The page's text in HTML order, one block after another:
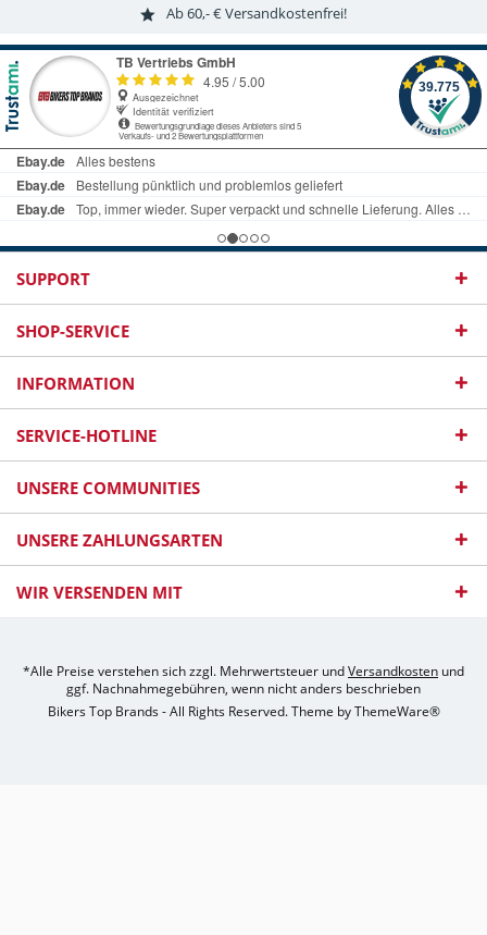
Ab 60,- € Versandkostenfrei!
SUPPORT
SHOP-SERVICE
INFORMATION
SERVICE-HOTLINE
UNSERE COMMUNITIES
UNSERE ZAHLUNGSARTEN
WIR VERSENDEN MIT
*Alle Preise verstehen sich zzgl. Mehrwertsteuer undVersandkosten und
ggf. Nachnahmegebühren, wenn nicht anders beschrieben
Bikers Top Brands - All Rights Reserved. Theme byThemeWare®